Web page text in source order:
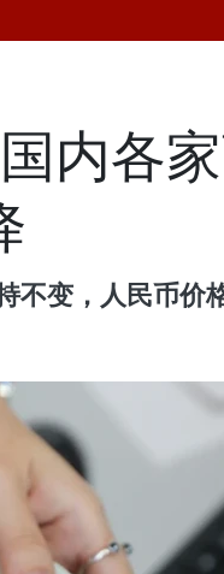
内各
不变，人民币价